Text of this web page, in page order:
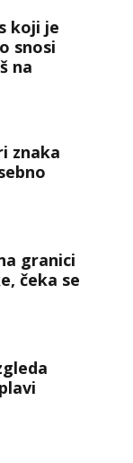
koji je
snosi
na
znaka
granici
čeka se